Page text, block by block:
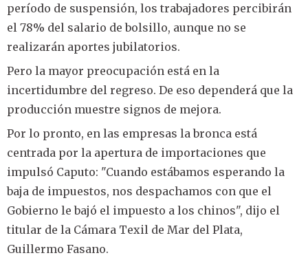
período de suspensión, los trabajadores percibirán
el 78% del salario de bolsillo, aunque no se
realizarán aportes jubilatorios.
Pero la mayor preocupación está en la
incertidumbre del regreso. De eso dependerá que la
producción muestre signos de mejora.
Por lo pronto, en las empresas la bronca está
centrada por la apertura de importaciones que
impulsó Caputo: "Cuando estábamos esperando la
baja de impuestos, nos despachamos con que el
Gobierno le bajó el impuesto a los chinos", dijo el
titular de la Cámara Texil de Mar del Plata,
Guillermo Fasano.